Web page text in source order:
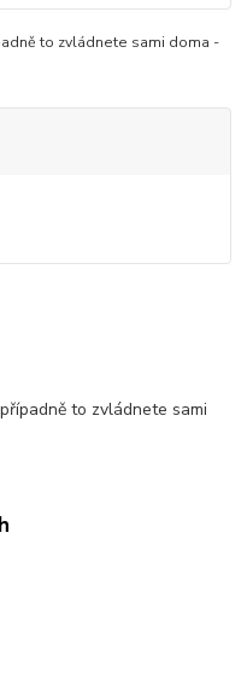
to zvládnete sami doma -
to zvládnete sami